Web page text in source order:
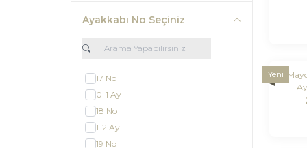
Şort ve Şortlu Takımlar
Patikli & Patiksiz Altlar
Yazlık Şort ve Şortlu Takımlar
2025 Yazlık Ürünler
Ayakkabı No Seçiniz
17 No
0-1 Ay
18 No
1-2 Ay
19 No
Yeni